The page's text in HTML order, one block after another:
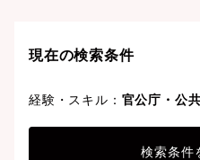
現在の検索条件
経験・スキル： 官公庁・公
検索条件